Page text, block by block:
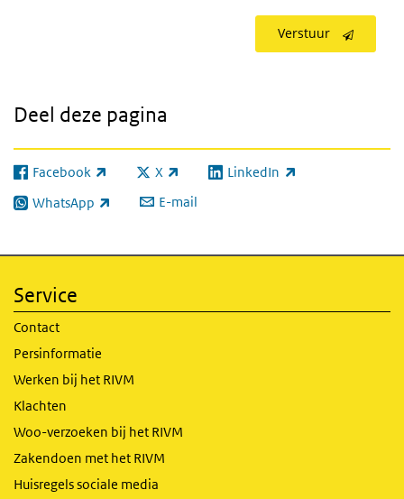
Verstuur
Deel deze pagina
Facebook
(externe link) X
(externe link) LinkedIn
(externe link)
WhatsApp
(externe link) E-mail
Service
Contact
Persinformatie
Werken bij het RIVM
Klachten
Woo-verzoeken bij het RIVM
Zakendoen met het RIVM
Huisregels sociale media